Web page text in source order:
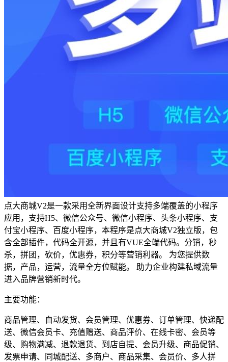
点大商城V2是一款采用全新界面设计支持多端覆盖的小程序
应用，支持H5、微信公众号、微信小程序、头条小程序、支
付宝小程序、百度小程序，本程序是点大商城V2独立版，包
含全部插件，代码全开源，并且有VUE全端代码。分销，秒
杀，拼团，砍价，优惠券，积分等营销利器。 为您提供数
据，产品，运营，流量全方位赋能。 助力企业构建私域流量
进入品牌营销新时代。
主要功能：
商品管理、自动发货、会员管理、优惠券、订单管理、快递配
送、微信会员卡、充值赠送、商品评价、在线卡密、会员等
级、购物满减、退款退货、到店自提、会员升级、商品促销、
发票申请、同城配送、多商户、商品采集、会员价、多人拼